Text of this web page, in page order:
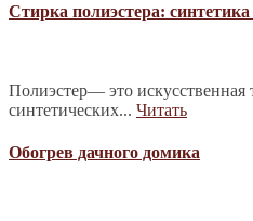
Стирка полиэстера:
Полиэстер— это искусственная
синтетических... Читать
Обогрев дачного домика